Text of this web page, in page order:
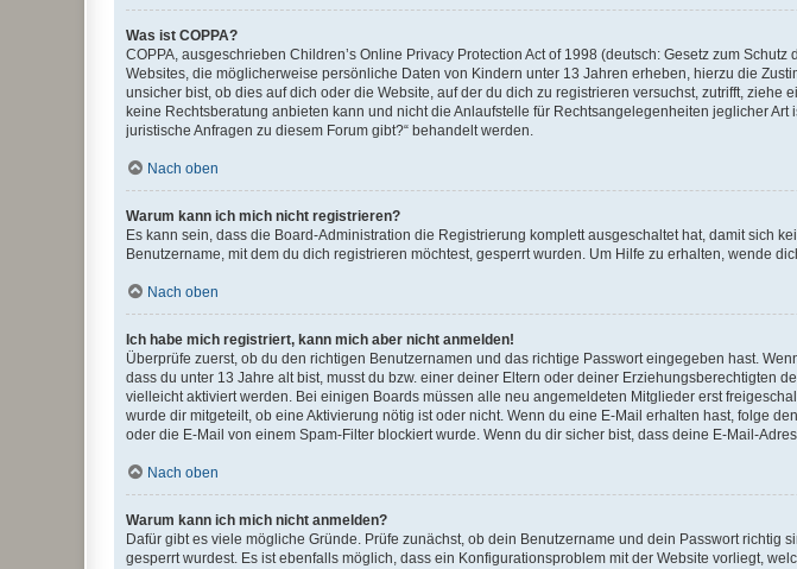
Was ist COPPA?
COPPA, ausgeschrieben Children’s Online Privacy Protection Act of 1998 (deutsch: Gesetz zum
Websites, die möglicherweise persönliche Daten von Kindern unter 13 Jahren erheben, hierzu die
unsicher bist, ob dies auf dich oder die Website, auf der du dich zu registrieren versuchst, zutrifft,
keine Rechtsberatung anbieten kann und nicht die Anlaufstelle für Rechtsangelegenheiten jeglicher
juristische Anfragen zu diesem Forum gibt?“ behandelt werden.
Nach oben
Warum kann ich mich nicht registrieren?
Es kann sein, dass die Board-Administration die Registrierung komplett ausgeschaltet hat, damit sich
Benutzername, mit dem du dich registrieren möchtest, gesperrt wurden. Um Hilfe zu erhalten, wende
Nach oben
Ich habe mich registriert, kann mich aber nicht anmelden!
Überprüfe zuerst, ob du den richtigen Benutzernamen und das richtige Passwort eingegeben hast.
dass du unter 13 Jahre alt bist, musst du bzw. einer deiner Eltern oder deiner Erziehungsberechtigten
vielleicht aktiviert werden. Bei einigen Boards müssen alle neu angemeldeten Mitglieder erst
wurde dir mitgeteilt, ob eine Aktivierung nötig ist oder nicht. Wenn du eine E-Mail erhalten hast, folge
oder die E-Mail von einem Spam-Filter blockiert wurde. Wenn du dir sicher bist, dass deine E-Mail-
Nach oben
Warum kann ich mich nicht anmelden?
Dafür gibt es viele mögliche Gründe. Prüfe zunächst, ob dein Benutzername und dein Passwort
gesperrt wurdest. Es ist ebenfalls möglich, dass ein Konfigurationsproblem mit der Website vorliegt,